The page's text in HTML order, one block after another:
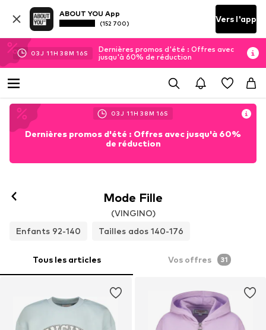
ABOUT YOU App
(152 700) Vers l'app
03J 11H 38M 14S
Dernières promos d'été : Offres avec
jusqu'à 60% de réduction
03J 11H 38M 14S
Dernières promos d'été : Offres avec jusqu'à 60%
de réduction
Mode Fille
(VINGINO)
Enfants 92-140
Tailles ados 140-176
Tous les articles Vos offres 31